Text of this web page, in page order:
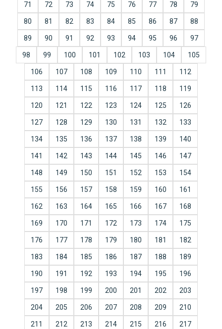
71 72 73 74 75 76 77 78 79
80 81 82 83 84 85 86 87 88
89 90 91 92 93 94 95 96 97
98 99 100 101 102 103 104 105
106 107 108 109 110 111 112
113 114 115 116 117 118 119
120 121 122 123 124 125 126
127 128 129 130 131 132 133
134 135 136 137 138 139 140
141 142 143 144 145 146 147
148 149 150 151 152 153 154
155 156 157 158 159 160 161
162 163 164 165 166 167 168
169 170 171 172 173 174 175
176 177 178 179 180 181 182
183 184 185 186 187 188 189
190 191 192 193 194 195 196
197 198 199 200 201 202 203
204 205 206 207 208 209 210
211 212 213 214 215 216 217